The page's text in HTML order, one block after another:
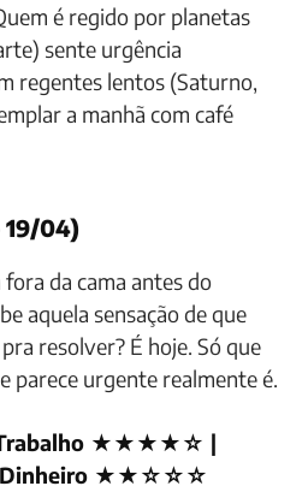
é regido por planetas
sente urgência
regentes lentos (Saturno,
a manhã com café
19/04)
da cama antes do
aquela sensação de que
resolver? É hoje. Só que
parece urgente realmente é.
★★★★☆ |
★★☆☆☆